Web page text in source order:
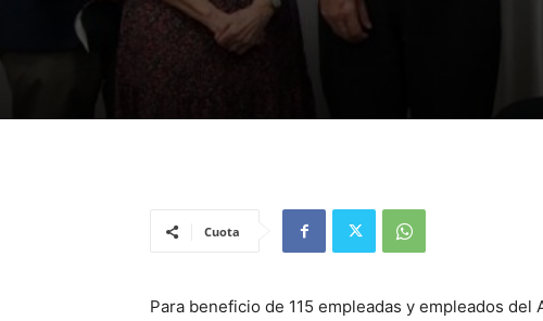
Cuota
Para beneficio de 115 empleadas y empleados